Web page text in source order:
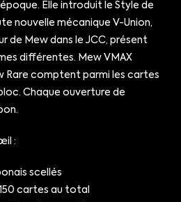
Elle introduit le Style de
nouvelle mécanique V-Union,
de Mew dans le JCC, présent
différentes. Mew VMAX
Rare comptent parmi les cartes
Chaque ouverture de
:
scellés
cartes au total